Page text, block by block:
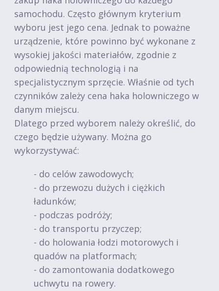
samochodu. Często głównym kryterium
wyboru jest jego cena. Jednak to poważne
urządzenie, które powinno być wykonane z
wysokiej jakości materiałów, zgodnie z
odpowiednią technologią i na
specjalistycznym sprzęcie. Właśnie od tych
czynników zależy cena haka holowniczego w
danym miejscu.
Dlatego przed wyborem należy określić, do
czego będzie używany. Można go
wykorzystywać:
- do celów zawodowych;
- do przewozu dużych i ciężkich
ładunków;
- podczas podróży;
- do transportu przyczep;
- do holowania łodzi motorowych i
quadów na platformach;
- do zamontowania dodatkowego
uchwytu na rowery.